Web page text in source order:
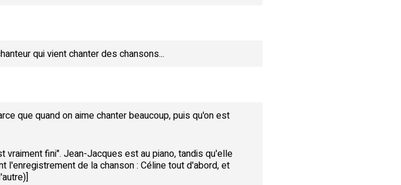
qui vient chanter des chansons...
que quand on aime chanter beaucoup, puis qu'on est
vraiment fini". Jean-Jacques est au piano, tandis qu'elle
l'enregistrement de la chanson : Céline tout d'abord, et